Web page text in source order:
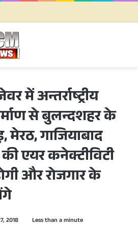
में अन्तर्राष्ट्रीय
से बुलन्दशहर के
मेरठ, गाजियाबाद
एयर कनेक्टीविटी
और रोजगार के
2018 Less than a minute